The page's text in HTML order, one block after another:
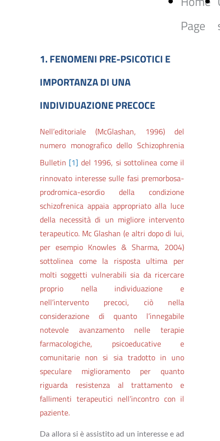
Page
1. FENOMENI PRE-PSICOTICI E
IMPORTANZA DI UNA
INDIVIDUAZIONE PRECOCE
Nell’editoriale (McGlashan, 1996) del
numero monografico dello Schizophrenia
Bulletin [1] del 1996, si sottolinea come il
rinnovato interesse sulle fasi premorbosa-
prodromica-esordio della condizione
schizofrenica appaia appropriato alla luce
della necessità di un migliore intervento
terapeutico. Mc Glashan (e altri dopo di lui,
per esempio Knowles & Sharma, 2004)
sottolinea come la risposta ultima per
molti soggetti vulnerabili sia da ricercare
proprio nella individuazione e
nell’intervento precoci, ciò nella
considerazione di quanto l’innegabile
notevole avanzamento nelle terapie
farmacologiche, psicoeducative e
comunitarie non si sia tradotto in uno
speculare miglioramento per quanto
riguarda resistenza al trattamento e
fallimenti terapeutici nell’incontro con il
paziente.
Da allora si è assistito ad un interesse e ad